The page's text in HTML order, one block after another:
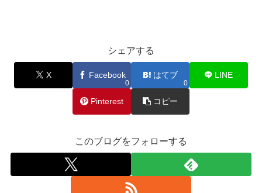
シェアする
X Facebook
0
はてブ
0
LINE
Pinterest コピー
このブログをフォローする